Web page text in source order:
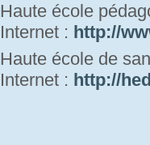
Haute école
Internet : http://
Haute école de
Internet : http://